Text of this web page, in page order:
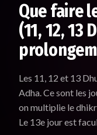
Que faire
(11, 12, 13
Les 11, 12 et 13
Adha. Ce sont les
on multiplie le
Le 13e jour est
Votre adresse e-
Renseignez votre
Je souhaite
j'accepte la